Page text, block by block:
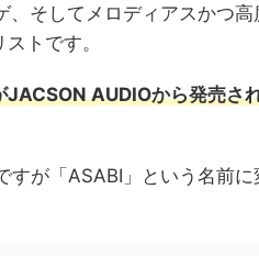
そしてメロディアスかつ高
トです。
AUDIOから発売さ
が「ASABI」という名前に